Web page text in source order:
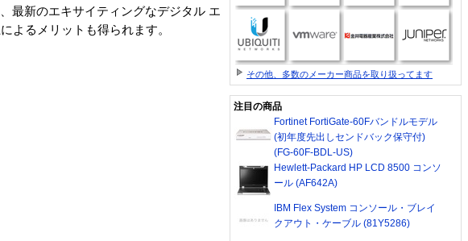
最新のエキサイティングなデジタル エ
よるメリットも得られます。
その他、多数のメーカー商品を取り扱ってます
注目の商品
Fortinet FortiGate-60Fバンドルモデル
(初年度先出しセンドバック保守付)
(FG-60F-BDL-US)
Hewlett-Packard HP LCD 8500 コンソ
ール (AF642A)
IBM Flex System コンソール・ブレイ
クアウト・ケーブル (81Y5286)